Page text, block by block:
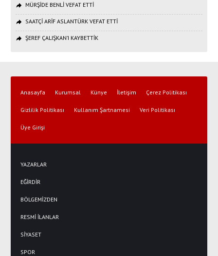
MÜRŞİDE BENLİ VEFAT ETTİ
SAATÇİ ARİF ASLANTÜRK VEFAT ETTİ
ŞEREF ÇALIŞKAN’I KAYBETTİK
Anasayfa Kurumsal Künye İletişim Çerez Politikası
Gizlilik Politikası Kullanım Şartnamesi Veri Politikası
Üye Girişi
YAZARLAR
EĞİRDİR
BÖLGEMİZDEN
RESMİ İLANLAR
SİYASET
SPOR